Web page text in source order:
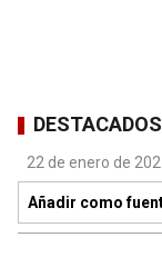
DESTACADOS
22 de enero de
Añadir como